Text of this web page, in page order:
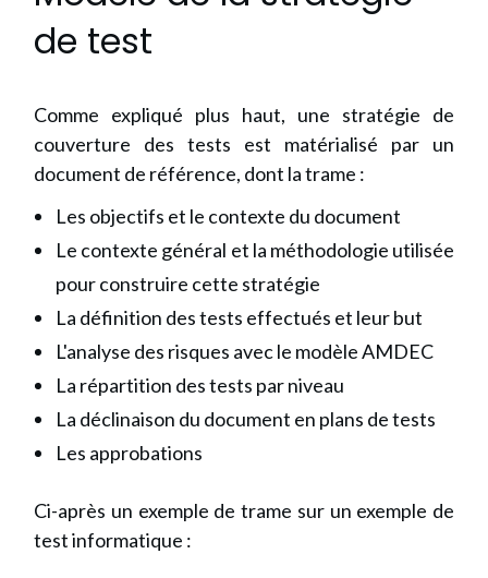
de test
Comme expliqué plus haut, une stratégie de
couverture des tests est matérialisé par un
document de référence, dont la trame :
Les objectifs et le contexte du document
Le contexte général et la méthodologie utilisée
pour construire cette stratégie
La définition des tests effectués et leur but
L'analyse des risques avec le modèle AMDEC
La répartition des tests par niveau
La déclinaison du document en plans de tests
Les approbations
Ci-après un exemple de trame sur un exemple de
test informatique :